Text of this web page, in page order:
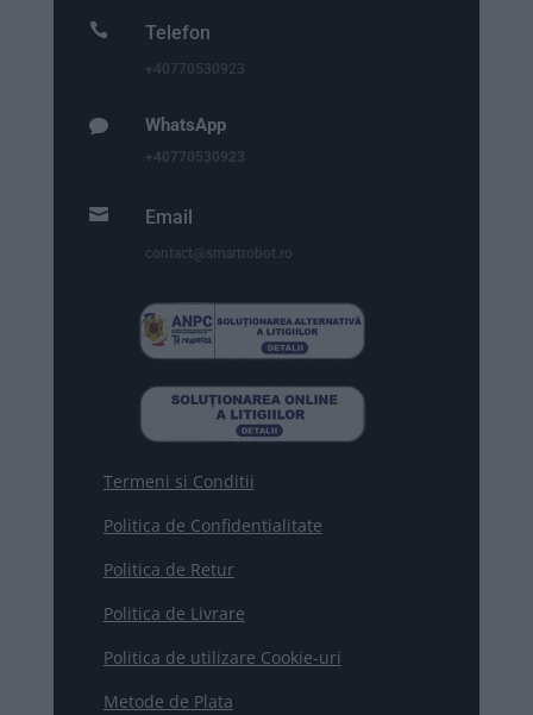
 Telefon
+40770530923
 WhatsApp
+40770530923
 Email
contact@smartrobot.ro
Termeni si Conditii
Politica de Confidentialitate
Politica de Retur
Politica de Livrare
Politica de utilizare Cookie-uri
Metode de Plata